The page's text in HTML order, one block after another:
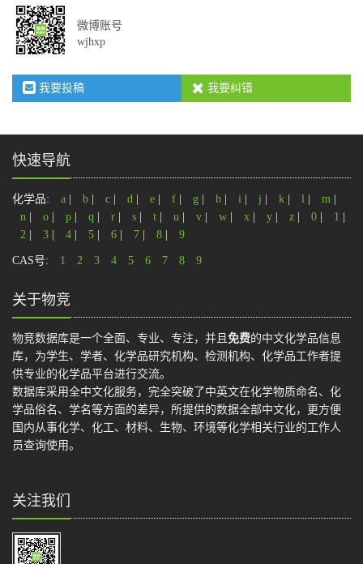
微博账号
wjhxp
我要投稿 我要纠错
快速导航
化学品: a b c d e f g h i j k l m
n
o p q r s t u v w x y z 0 1
2
3 4 5 6 7 8 9
CAS号: 1 2 3 4 5 6 7 8 9
关于物竞
物竞数据库是一个全面、专业、专注，并且 免费的中文化学品信息
库，为学生、学者、化学品研究机构、检测机构、化学品工作者提
供专业的化学品平台进行交流。
数据库采用全中文化服务，完全突破了中英文在化学物质命名、化
学品俗名、学名等方面的差异，所提供的数据全部中文化，更方便
国内从事化学、化工、材料、生物、环境等化学相关行业的工作人
员查询使用。
关注我们